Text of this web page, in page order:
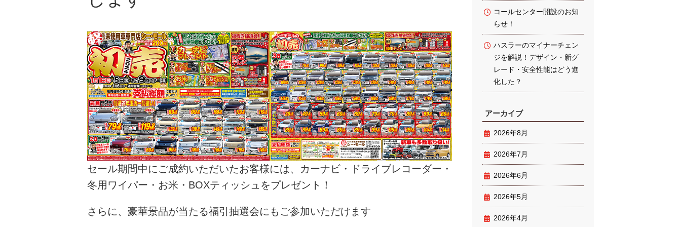
セール期間中にご成約いただいたお客様には、カーナビ・ドライブレコーダー・
冬用ワイパー・お米・BOXティッシュをプレゼント！
さらに、豪華景品が当たる福引抽選会にもご参加いただけます
コールセンター開設のお知
らせ！
ハスラーのマイナーチェン
ジを解説！デザイン・新グ
レード・安全性能はどう進
化した？
アーカイブ
2026年8月
2026年7月
2026年6月
2026年5月
2026年4月